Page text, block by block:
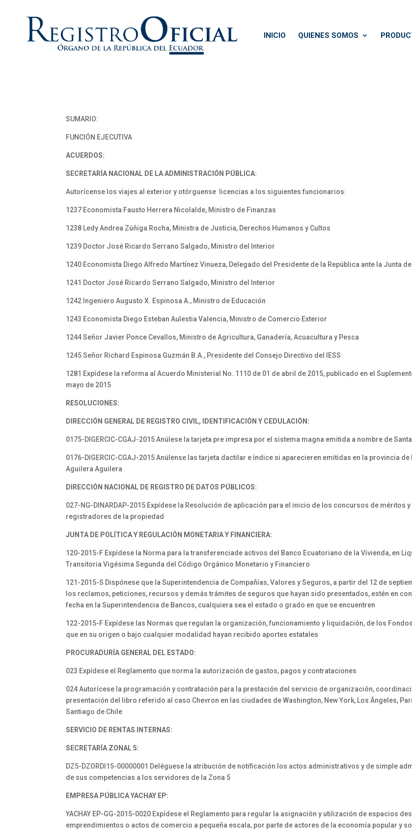
INICIO QUIENES SOMOS
SUMARIO:
FUNCIÓN EJECUTIVA
ACUERDOS:
SECRETARÍA NACIONAL DE LA ADMINISTRACIÓN PÚBLICA:
Autorícense los viajes al exterior y otórguense licencias a los siguientes funcionarios:
1237 Economista Fausto Herrera Nicolalde, Ministro de Finanzas
1238 Ledy Andrea Zúñiga Rocha, Ministra de Justicia, Derechos Humanos y Cultos
1239 Doctor José Ricardo Serrano Salgado, Ministro del Interior
1240 Economista Diego Alfredo Martínez Vinueza, Delegado del Presidente de la República ante la Junta
1241 Doctor José Ricardo Serrano Salgado, Ministro del Interior
1242 Ingeniero Augusto X. Espinosa A., Ministro de Educación
1243 Economista Diego Esteban Aulestia Valencia, Ministro de Comercio Exterior
1244 Señor Javier Ponce Cevallos, Ministro de Agricultura, Ganadería, Acuacultura y Pesca
1245 Señor Richard Espinosa Guzmán B.A., Presidente del Consejo Directivo del IESS
1281 Expídese la reforma al Acuerdo Ministerial No. 1110 de 01 de abril de 2015, publicado en el
mayo de 2015
RESOLUCIONES:
DIRECCIÓN GENERAL DE REGISTRO CIVIL, IDENTIFICACIÓN Y CEDULACIÓN:
0175-DIGERCIC-CGAJ-2015 Anúlese la tarjeta pre impresa por el sistema magna emitida a nombre de
0176-DIGERCIC-CGAJ-2015 Anúlense las tarjeta dactilar e índice si aparecieren emitidas en la provincia
Aguilera Aguilera
DIRECCIÓN NACIONAL DE REGISTRO DE DATOS PÚBLICOS:
027-NG-DINARDAP-2015 Expídese la Resolución de aplicación para el inicio de los concursos de
registradores de la propiedad
JUNTA DE POLÍTICA Y REGULACIÓN MONETARIA Y FINANCIERA:
120-2015-F Expídese la Norma para la transferenciade activos del Banco Ecuatoriano de la Vivienda, en
Transitoria Vigésima Segunda del Código Orgánico Monetario y Financiero
121-2015-S Dispónese que la Superintendencia de Compañías, Valores y Seguros, a partir del 12 de
los reclamos, peticiones, recursos y demás trámites de seguros que hayan sido presentados, estén en
fecha en la Superintendencia de Bancos, cualquiera sea el estado o grado en que se encuentren
122-2015-F Expídese las Normas que regulan la organización, funcionamiento y liquidación, de los
que en su origen o bajo cualquier modalidad hayan recibido aportes estatales
PROCURADURÍA GENERAL DEL ESTADO:
023 Expídese el Reglamento que norma la autorización de gastos, pagos y contrataciones
024 Autorícese la programación y contratación para la prestación del servicio de organización,
presentación del libro referido al caso Chevron en las ciudades de Washington, New York, Los Ángeles,
Santiago de Chile
SERVICIO DE RENTAS INTERNAS:
SECRETARÍA ZONAL 5:
DZ5-DZORDI15-00000001 Deléguese la atribución de notificación los actos administrativos y de simple
de sus competencias a los servidores de la Zona 5
EMPRESA PÚBLICA YACHAY EP:
YACHAY EP-GG-2015-0020 Expídese el Reglamento para regular la asignación y utilización de espacios
emprendimientos o actos de comercio a pequeña escala, por parte de actores de la economía popular y